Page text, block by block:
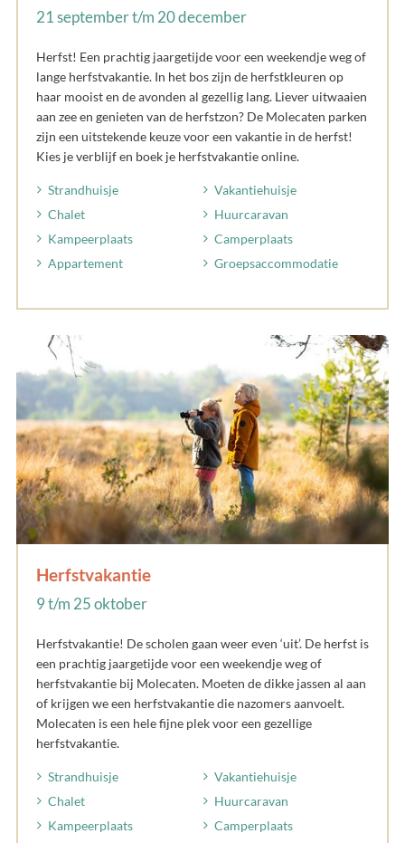
21 september t/m 20 december
Herfst! Een prachtig jaargetijde voor een weekendje weg of
lange herfstvakantie. In het bos zijn de herfstkleuren op
haar mooist en de avonden al gezellig lang. Liever uitwaaien
aan zee en genieten van de herfstzon? De Molecaten parken
zijn een uitstekende keuze voor een vakantie in de herfst!
Kies je verblijf en boek je herfstvakantie online.
Strandhuisje
Vakantiehuisje
Chalet
Huurcaravan
Kampeerplaats
Camperplaats
Appartement
Groepsaccommodatie
Herfstvakantie
9 t/m 25 oktober
Herfstvakantie! De scholen gaan weer even ‘uit’. De herfst is
een prachtig jaargetijde voor een weekendje weg of
herfstvakantie bij Molecaten. Moeten de dikke jassen al aan
of krijgen we een herfstvakantie die nazomers aanvoelt.
Molecaten is een hele fijne plek voor een gezellige
herfstvakantie.
Strandhuisje
Vakantiehuisje
Chalet
Huurcaravan
Kampeerplaats
Camperplaats